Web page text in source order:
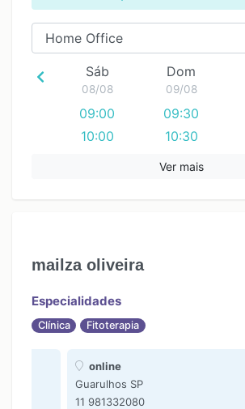
Sáb
08/08
09:00
10:00
Dom
09/08
09:30
10:30
Ver mais
mailza oliveira
Especialidades
Clínica Fitoterapia
online
Guarulhos SP
11 981332080